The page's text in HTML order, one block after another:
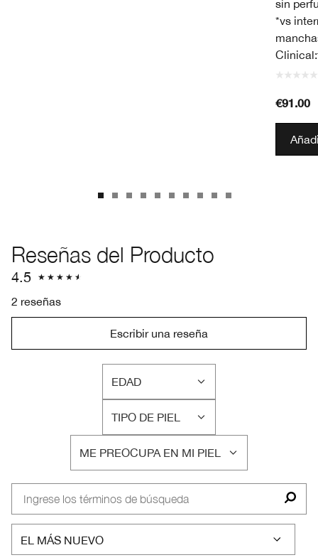
sin
*vs
€91.00
Reseñas del Producto
4.5
2 reseñas
Escribir una reseña
EDAD
FILTRAR
RESEÑAS
POR
EDAD
TIPO DE PIEL
FILTRAR
RESEÑAS
POR
TIPO
DE
PIEL
ME PREOCUPA EN MI PIEL
FILTRAR
RESEÑAS
ME
EN